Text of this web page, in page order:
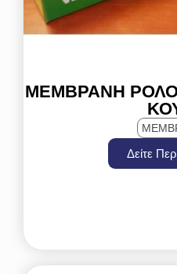
ΜΕΜΒΡΆΝΗ ΡΟΛΌ
Δείτε